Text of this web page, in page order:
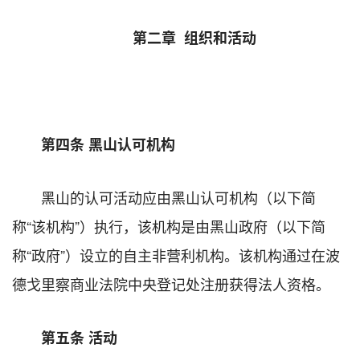
第二章 组织和活动
第四条 黑山认可机构
黑山的认可活动应由黑山认可机构（以下简
称“该机构”）执行，该机构是由黑山政府（以下简
称“政府”）设立的自主非营利机构。该机构通过在波
德戈里察商业法院中央登记处注册获得法人资格。
第五条 活动